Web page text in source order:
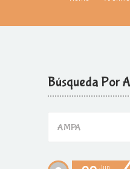
Búsqueda Por